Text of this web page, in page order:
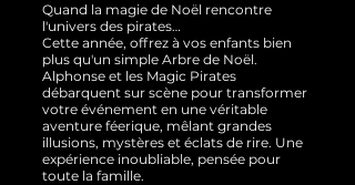
Quand la magie de Noël rencontre
l'univers des pirates…
Cette année, offrez à vos enfants bien
plus qu'un simple Arbre de Noël.
Alphonse et les Magic Pirates
débarquent sur scène pour transformer
votre événement en une véritable
aventure féerique, mêlant grandes
illusions, mystères et éclats de rire. Une
expérience inoubliable, pensée pour
toute la famille.